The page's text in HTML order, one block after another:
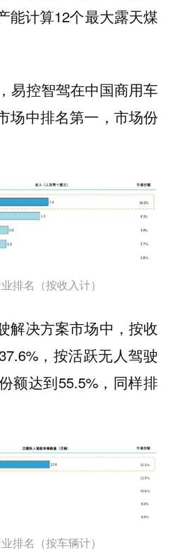
能计算12个最大露天煤
易控智驾在中国商用车
场中排名第一，市场份
排名（按收入计）
解决方案市场中，按收
，按活跃无人驾驶
额达到55.5%，同样排
排名（按车辆计）